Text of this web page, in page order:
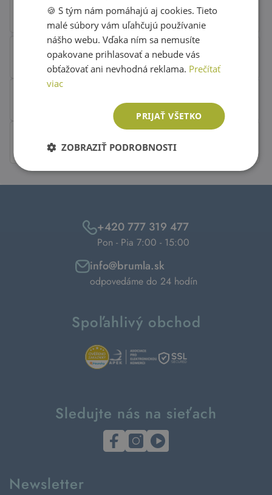
+420 777 319 477
Pon - Pia 7:00 - 15:00
info@brumla.sk
odpovedáme do 24 hodín
Spoľahlivý obchod
Sledujte nás na sieťach
Newsletter
ENGLISH
🍪 S tým nám pomáhajú aj cookies. Tieto
malé súbory vám uľahčujú používanie
nášho webu. Vďaka ním sa nemusíte
opakovane prihlasovať a nebude vás
obťažovať ani nevhodná reklama. Prečítať
viac
PRIJAŤ VŠETKO
ZOBRAZIŤ PODROBNOSTI